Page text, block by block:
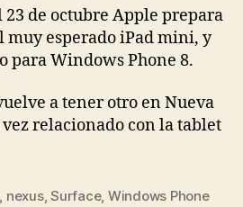
23 de octubre Apple prepara
muy esperado iPad mini, y
para Windows Phone 8.
a tener otro en Nueva
vez relacionado con la tablet
, nexus,Surface, Windows Phone